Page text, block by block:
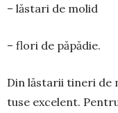
– lăstari de molid
– flori de păpădie.
Din lăstarii tineri de
tuse excelent.